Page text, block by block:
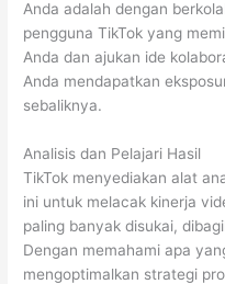
Anda adalah dengan
pengguna TikTok yang
Anda dan ajukan ide
Anda mendapatkan
sebaliknya.
Analisis dan Pelajari Hasil
TikTok menyediakan alat
ini untuk melacak kinerja
paling banyak disukai,
Dengan memahami apa
mengoptimalkan strategi